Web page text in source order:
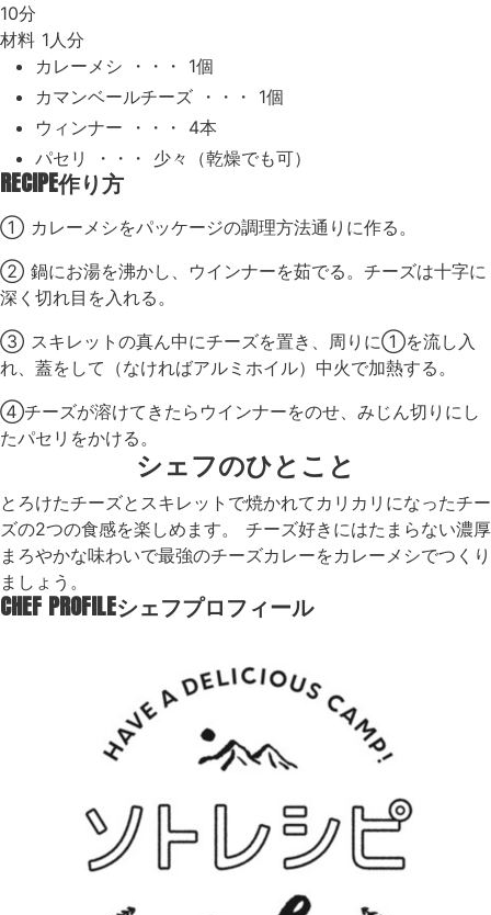
10分
材料 1人分
カレーメシ ・・・ 1個
カマンベールチーズ ・・・ 1個
ウィンナー ・・・ 4本
パセリ ・・・ 少々（乾燥でも可）
RECIPE作り方
① カレーメシをパッケージの調理方法通りに作る。
② 鍋にお湯を沸かし、ウインナーを茹でる。チーズは十字に
深く切れ目を入れる。
③ スキレットの真ん中にチーズを置き、周りに①を流し入
れ、蓋をして（なければアルミホイル）中火で加熱する。
④チーズが溶けてきたらウインナーをのせ、みじん切りにし
たパセリをかける。
シェフのひとこと
とろけたチーズとスキレットで焼かれてカリカリになったチー
ズの2つの食感を楽しめます。 チーズ好きにはたまらない濃厚
まろやかな味わいで最強のチーズカレーをカレーメシでつくり
ましょう。
CHEF PROFILEシェフプロフィール